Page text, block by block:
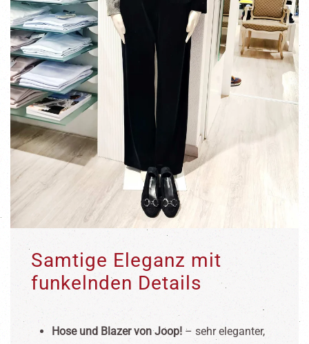
Samtige Eleganz mit
funkelnden Details
Hose und Blazer von Joop! – sehr eleganter,